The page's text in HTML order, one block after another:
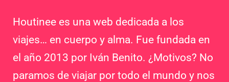
Houtinee es una web dedicada a los
viajes… en cuerpo y alma. Fue fundada en
el año 2013 por Iván Benito. ¿Motivos? No
paramos de viajar por todo el mundo y nos